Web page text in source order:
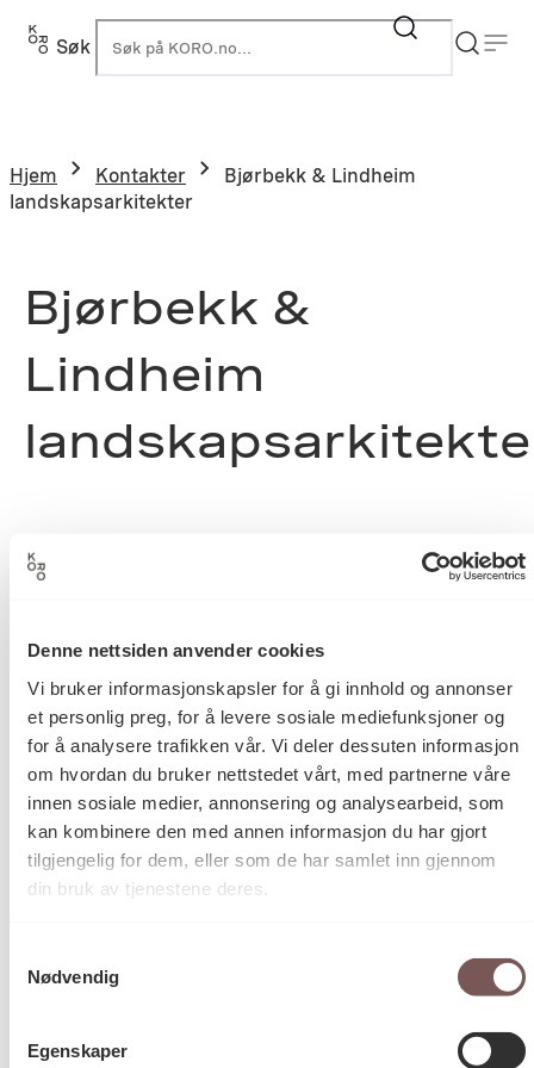
Denne nettsiden anvender cookies
Vi bruker informasjonskapsler for å gi innhold og annonser
et personlig preg, for å levere sosiale mediefunksjoner og
for å analysere trafikken vår. Vi deler dessuten informasjon
om hvordan du bruker nettstedet vårt, med partnerne våre
innen sosiale medier, annonsering og analysearbeid, som
kan kombinere den med annen informasjon du har gjort
tilgjengelig for dem, eller som de har samlet inn gjennom
din bruk av tjenestene deres.
Nødvendig
Egenskaper
Søk
Hjem Kontakter
Bjørbekk & Lindheim
landskapsarkitekter
Bjørbekk &
Lindheim
Postadresse
St. Olavs plass
0130 Oslo
22 99 11 99